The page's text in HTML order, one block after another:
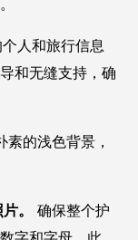
人和旅行信息
和无缝支持，确
素的浅色背景，
。
确保整个护